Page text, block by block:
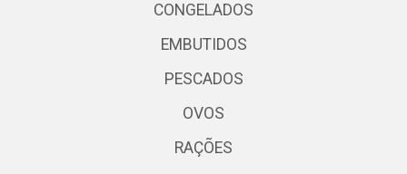
CONGELADOS
EMBUTIDOS
PESCADOS
OVOS
RAÇÕES